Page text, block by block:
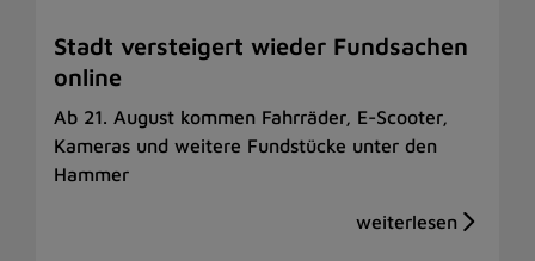
Stadt versteigert wieder Fundsachen
online
Ab 21. August kommen Fahrräder, E-Scooter,
Kameras und weitere Fundstücke unter den
Hammer